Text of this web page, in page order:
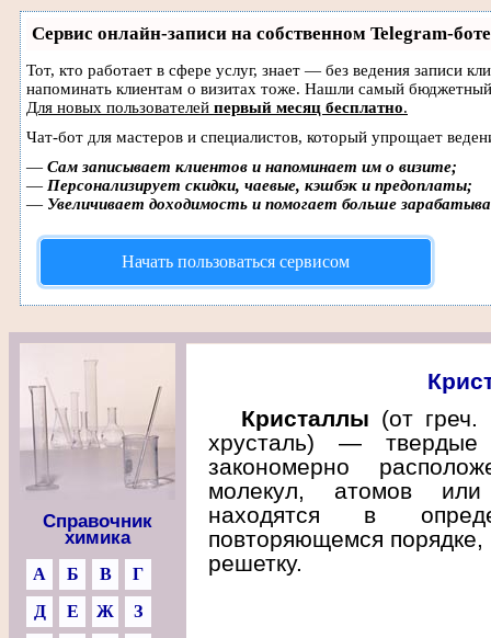
Сервис онлайн-записи на собственном Telegram-боте
Тот, кто работает в сфере услуг, знает — без ведения записи
напоминать клиентам о визитах тоже. Нашли самый
Для новых пользователей первый месяц бесплатно.
Чат-бот для мастеров и специалистов, который упрощает
— Сам записывает клиентов и напоминает им о визите;
— Персонализирует скидки, чаевые, кэшбэк и предоплаты;
— Увеличивает доходимость и помогает больше
Начать пользоваться сервисом
Справочник
химика
А Б В
Г
Д
Е Ж
З
Кристаллы (от
хрусталь) — твердые
закономерно
молекул, атомов
находятся в
повторяющемся порядке,
решетку.